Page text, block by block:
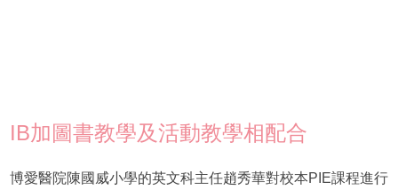
IB加圖書教學及活動教學相配合
博愛醫院陳國威小學的英文科主任趙秀華對校本PIE課程進行